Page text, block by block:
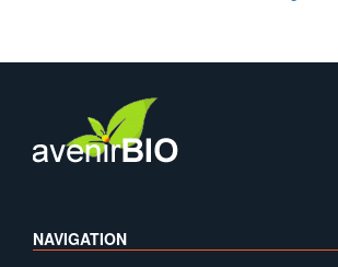
NAVIGATION